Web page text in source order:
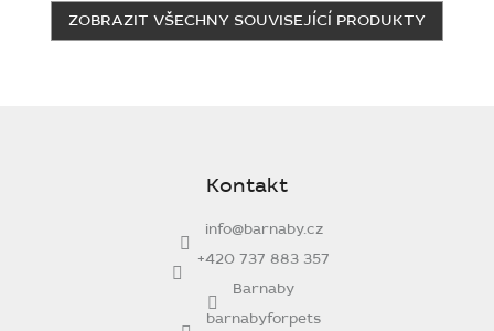
ZOBRAZIT VŠECHNY SOUVISEJÍCÍ PRODUKTY
Kontakt
info@barnaby.cz
+420 737 883 357
Barnaby
barnabyforpets